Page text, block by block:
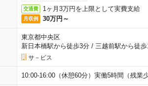
交通費 1ヶ月3万円を上限として実費支給
月収例 30万円～
東京都中央区
新日本橋駅から徒歩3分/ 三越前駅から徒
サ－ビス
10:00-16:00（休憩60分）実働5時間（残業